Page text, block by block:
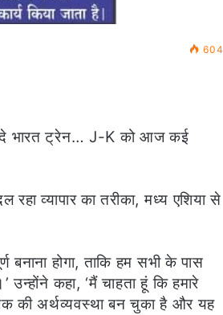
604
भारत ट्रेन… J-K को आज कई
व्यापार का तरीका, मध्य एशिया से
होगा, ताकि हम सभी के पास
कहा, ‘मैं चाहता हूं कि हमारे
की अर्थव्यवस्था बन चुका है और यह